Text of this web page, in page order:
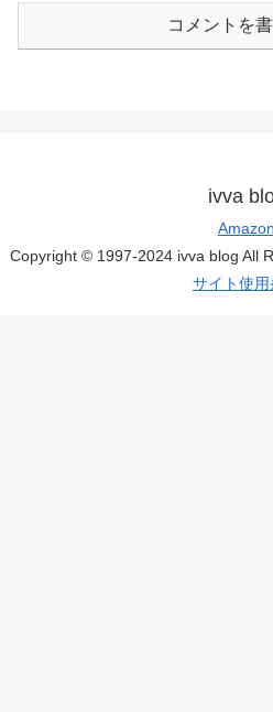
コメントを
ivva
Amazon
Copyright © 1997-2024 ivva blog All
サイト使用